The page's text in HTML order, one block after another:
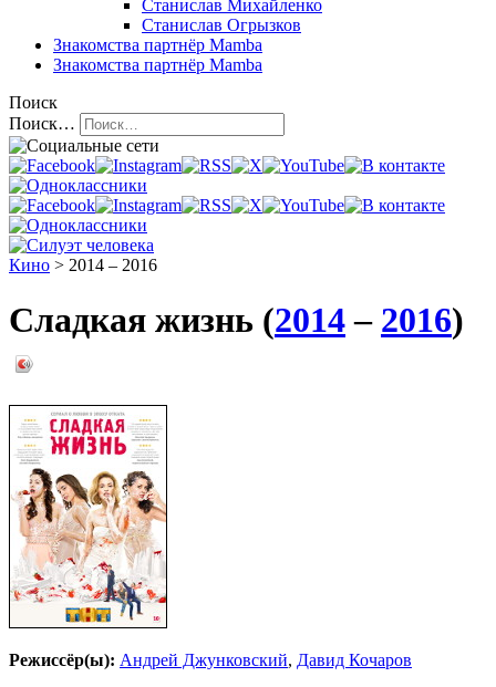
Станислав Михайленко
Станислав Огрызков
Знакомства партнёр Mamba
Знакомства партнёр Mamba
Поиск
Поиск…
Кино > 2014 – 2016
Сладкая жизнь (2014– 2016)
Режиссёр(ы): Андрей Джунковский, Давид Кочаров